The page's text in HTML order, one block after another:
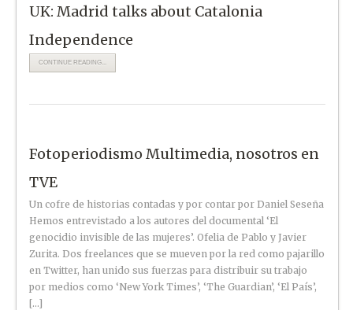
UK: Madrid talks about Catalonia
Independence
CONTINUE READING...
Fotoperiodismo Multimedia, nosotros en
TVE
Un cofre de historias contadas y por contar por Daniel Seseña
Hemos entrevistado a los autores del documental ‘El
genocidio invisible de las mujeres’. Ofelia de Pablo y Javier
Zurita. Dos freelances que se mueven por la red como pajarillo
en Twitter, han unido sus fuerzas para distribuir su trabajo
por medios como ‘New York Times’, ‘The Guardian’, ‘El País’,
[…]